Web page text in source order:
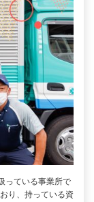
っている事業所で
り、持っている資